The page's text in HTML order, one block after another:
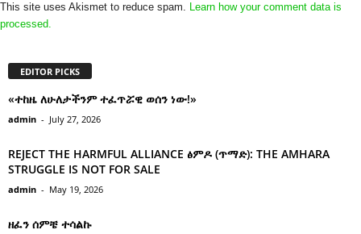
This site uses Akismet to reduce spam. Learn how your comment data is
processed.
EDITOR PICKS
«ተከዜ ለሁለታችንም ተፈጥሯዊ ወሰን ነው!»
admin - July 27, 2026
REJECT THE HARMFUL ALLIANCE ፅምዶ (ጥማድ): THE AMHARA
STRUGGLE IS NOT FOR SALE
admin - May 19, 2026
ዘፈን ሰምቼ ተሳልኩ